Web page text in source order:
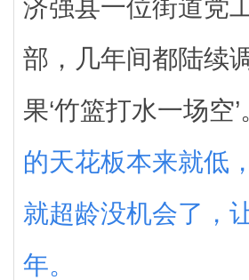
济强县一位街道党
部，几年间都陆续
果‘竹篮打水一场空
的天花板本来就低
就超龄没机会了，
年。